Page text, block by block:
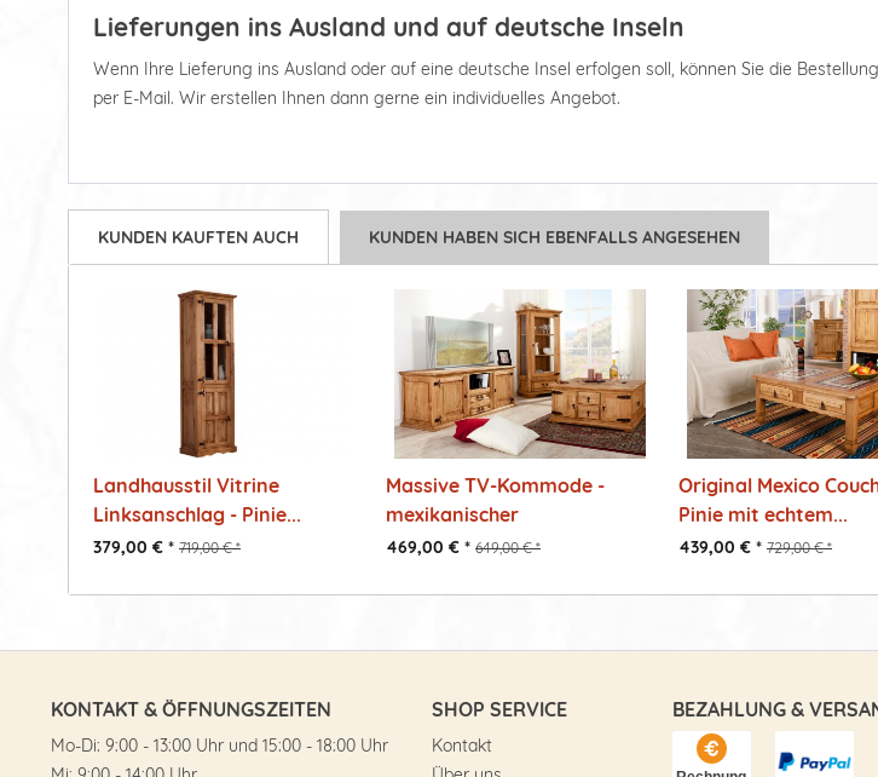
Lieferungen ins Ausland und auf deutsche Inseln
Wenn Ihre Lieferung ins Ausland oder auf eine deutsche Insel erfolgen soll, können Sie die
per E-Mail. Wir erstellen Ihnen dann gerne ein individuelles Angebot.
KUNDEN KAUFTEN AUCH KUNDEN HABEN SICH EBENFALLS ANGESEHEN
Landhausstil Vitrine
Linksanschlag - Pinie...
379,00 € * 719,00 € *
Massive TV-Kommode -
mexikanischer
Landhausstil...
469,00 € * 649,00 € *
Original Mexico
Pinie mit echtem...
439,00 € * 729,00 € *
KONTAKT & ÖFFNUNGSZEITEN
Mo-Di: 9:00 - 13:00 Uhr und 15:00 - 18:00 Uhr
SHOP SERVICE
Kontakt
BEZAHLUNG &